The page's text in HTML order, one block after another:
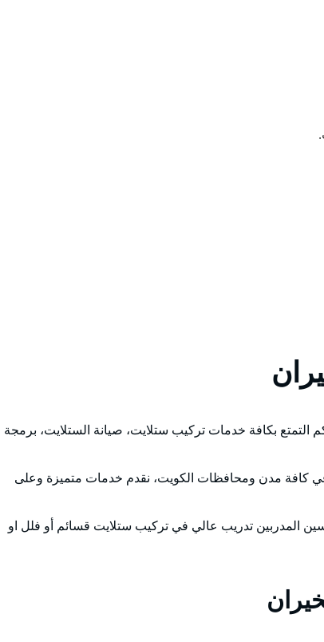
التمتع بكافة خدمات تركيب ستلايت، صيانة الستلايت، برمجة
كافة مدن ومحافظات الكويت، نقدم خدمات متميزة وعلى
المدربين تدريب عالي في تركيب ستلايت قسائم أو فلل او